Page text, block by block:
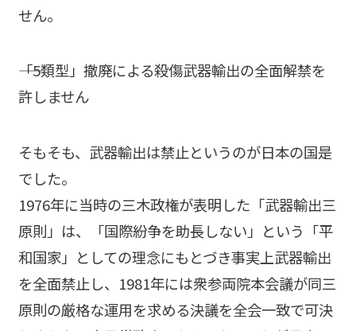
せん。
――「5類型」撤廃による殺傷武器輸出の全面解禁を
許しません
そもそも、武器輸出は禁止というのが日本の国是
でした。
1976年に当時の三木政権が表明した「武器輸出三
原則」は、「国際紛争を助長しない」という「平
和国家」としての理念にもとづき事実上武器輸出
を全面禁止し、1981年には衆参両院本会議が同三
原則の厳格な運用を求める決議を全会一致で可決